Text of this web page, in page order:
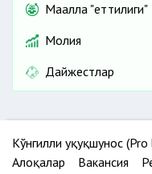
Маҳалла "еттилиги"
Молия
Дайжестлар
Кўнгилли ҳуқуқшунос
Алоқалар
Вакансия